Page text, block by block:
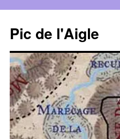
contenu
Pic de l'Aigle